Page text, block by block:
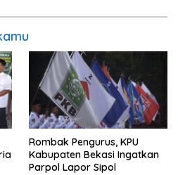
Rombak Pengurus, KPU
Kabupaten Bekasi Ingatkan
Parpol Lapor Sipol